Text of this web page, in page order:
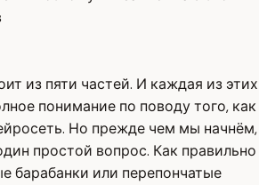
из пяти частей. И каждая из этих
понимание по поводу того, как
Но прежде чем мы начнём,
простой вопрос. Как правильно
барабанки или перепончатые